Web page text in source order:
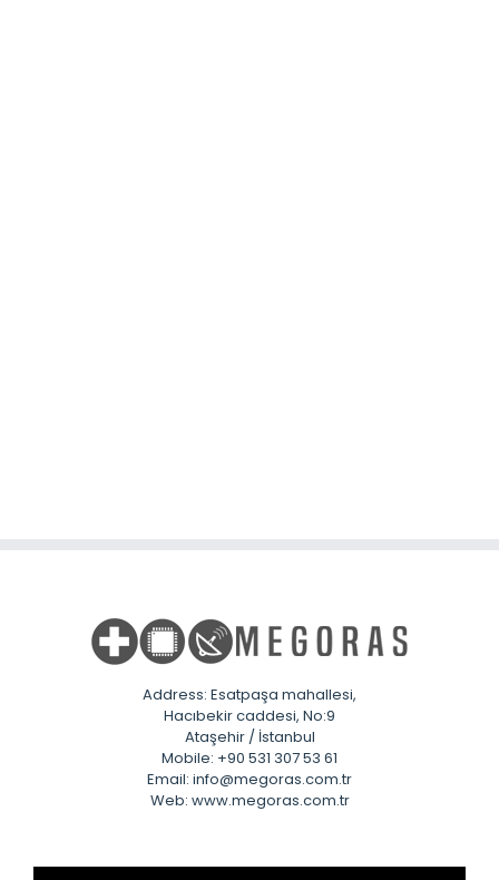
Address: Esatpaşa mahallesi,
Hacıbekir caddesi, No:9
Ataşehir / İstanbul
Mobile: +90 531 307 53 61
Email: info@megoras.com.tr
Web: www.megoras.com.tr